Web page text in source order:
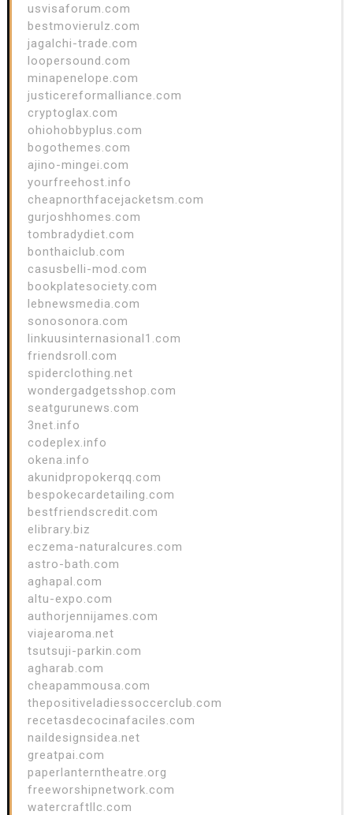
usvisaforum.com
bestmovierulz.com
jagalchi-trade.com
loopersound.com
minapenelope.com
justicereformalliance.com
cryptoglax.com
ohiohobbyplus.com
bogothemes.com
ajino-mingei.com
yourfreehost.info
cheapnorthfacejacketsm.com
gurjoshhomes.com
tombradydiet.com
bonthaiclub.com
casusbelli-mod.com
bookplatesociety.com
lebnewsmedia.com
sonosonora.com
linkuusinternasional1.com
friendsroll.com
spiderclothing.net
wondergadgetsshop.com
seatgurunews.com
3net.info
codeplex.info
okena.info
akunidpropokerqq.com
bespokecardetailing.com
bestfriendscredit.com
elibrary.biz
eczema-naturalcures.com
astro-bath.com
aghapal.com
altu-expo.com
authorjennijames.com
viajearoma.net
tsutsuji-parkin.com
agharab.com
cheapammousa.com
thepositiveladiessoccerclub.com
recetasdecocinafaciles.com
naildesignsidea.net
greatpai.com
paperlanterntheatre.org
freeworshipnetwork.com
watercraftllc.com